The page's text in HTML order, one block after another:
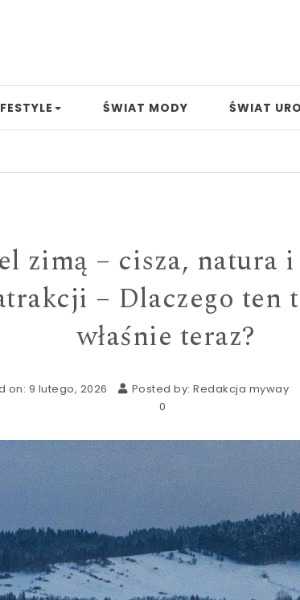
ŚWIAT MODY ŚWIAT
zimą – cisza, natura
– Dlaczego ten
właśnie teraz?
on: 9 lutego, 2026 Posted by:Redakcja myway
0